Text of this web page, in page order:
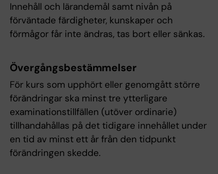
Innehåll och lärandemål samt nivån på
förväntade färdigheter, kunskaper och
förmågor får inte ändras, tas bort eller sänkas.
Övergångsbestämmelser
För kurs som upphört eller genomgått större
förändringar ska minst tre ytterligare
examinationstillfällen (utöver ordinarie)
tillhandahållas på det tidigare innehållet under
en tid av minst ett år från den tidpunkt
förändringen skedde.